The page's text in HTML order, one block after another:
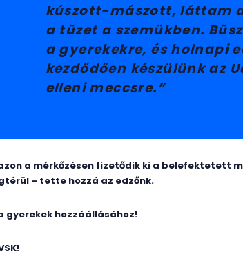
kúszott-mászott, láttam
a tüzet a szemükben.
a gyerekekre, és holnapi
kezdődően készülünk az
elleni meccsre.”
a mérkőzésen fizetődik ki a belefektetett
– tette hozzá az edzőnk.
gyerekek hozzáállásához!